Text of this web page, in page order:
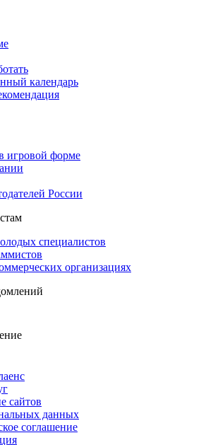
календарь
игровой форме
России
специалистов
организациях
сайтов
данных
соглашение